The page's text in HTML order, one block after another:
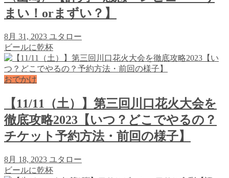
まい！orまずい？】
8月 31, 2023 ユタロー
ビールに乾杯
おでかけ
【11/11（土）】第三回川口花火大会を
徹底攻略2023【いつ？どこでやるの？
チケット予約方法・前回の様子】
8月 18, 2023 ユタロー
ビールに乾杯